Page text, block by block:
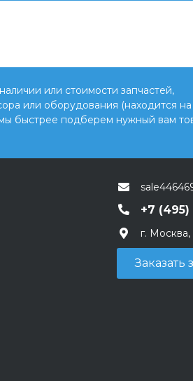
или стоимости запчастей,
или оборудования (находится на
быстрее подберем нужный вам
+7 (495)
г. Москва,
Заказать